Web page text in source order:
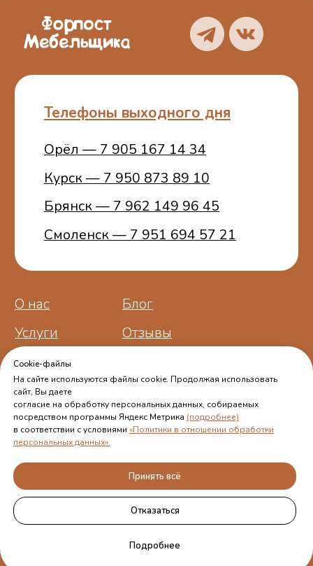
Пользовательское
Политика
Блог
ИНН 773401457481
ИП Белошицкий С. А.
Услуги Отзывы
Cookie-файлы
На сайте используются файлы cookie. Продолжая использовать
сайт, Вы даете
согласие на обработку персональных данных, собираемых
посредством программы Яндекс Метрика (подробнее)
в соответствии с условиями «Политики в отношении обработки
персональных данных».
Принять всё
Отказаться
Подробнее